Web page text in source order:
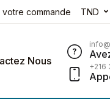
votre commande TND
Nous +216